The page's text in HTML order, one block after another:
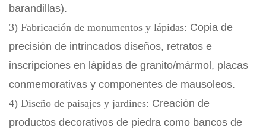
barandillas).
3) Fabricación de monumentos y lápidas: Copia de
precisión de intrincados diseños, retratos e
inscripciones en lápidas de granito/mármol, placas
conmemorativas y componentes de mausoleos.
4) Diseño de paisajes y jardines: Creación de
productos decorativos de piedra como bancos de